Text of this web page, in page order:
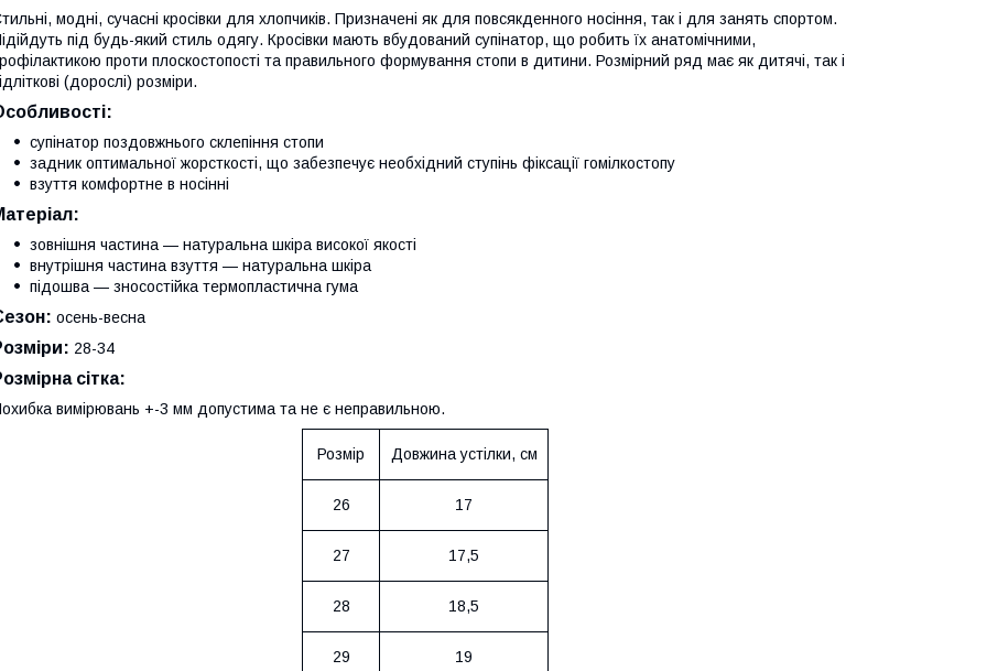
модні, сучасні кросівки для хлопчиків. Призначені як для повсякденного носіння, так і для занять спортом.
під будь-який стиль одягу. Кросівки мають вбудований супінатор, що робить їх анатомічними,
проти плоскостопості та правильного формування стопи в дитини. Розмірний ряд має як дитячі, так і
(дорослі) розміри.
супінатор поздовжнього склепіння стопи
задник оптимальної жорсткості, що забезпечує необхідний ступінь фіксації гомілкостопу
взуття комфортне в носінні
зовнішня частина — натуральна шкіра високої якості
внутрішня частина взуття — натуральна шкіра
підошва — зносостійка термопластична гума
осень-весна
28-34
сітка:
вимірювань +-3 мм допустима та не є неправильною.
Розмір Довжина устілки, см
26 17
27 17,5
28 18,5
29 19